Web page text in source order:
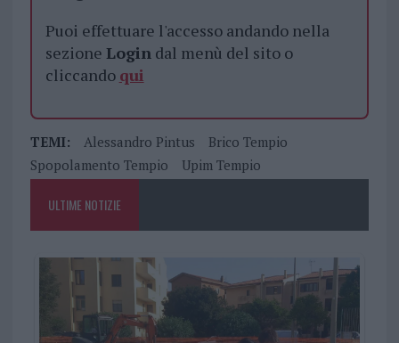
Puoi effettuare l'accesso andando nella
sezione Logindal menù del sito o
cliccando qui
TEMI: Alessandro Pintus
Brico Tempio
Spopolamento Tempio
Upim Tempio
ULTIME NOTIZIE